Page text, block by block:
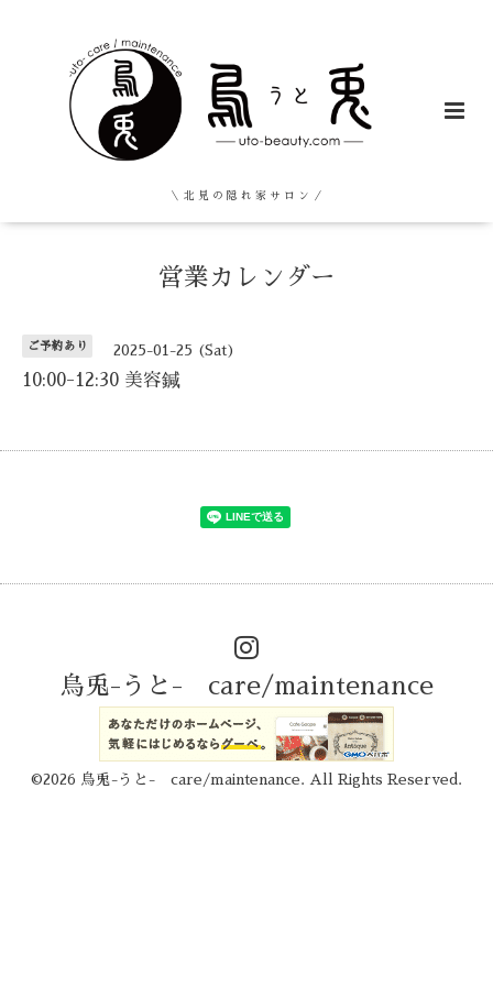
＼ 北 見 の 隠 れ 家 サ ロ ン ／
営業カレンダー
ご予約あり 2025-01-25 (Sat)
10:00-12:30 美容鍼
烏兎-うと- care/maintenance
©2026 烏兎-うと- care/maintenance . All Rights Reserved.